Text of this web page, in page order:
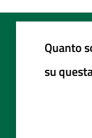
Quanto
su